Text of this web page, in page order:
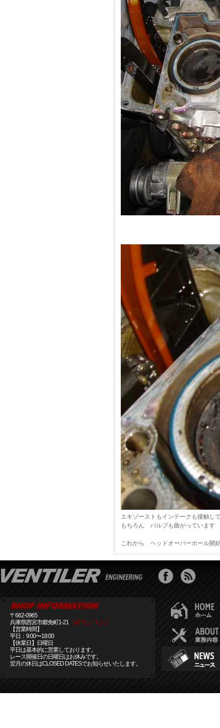
エキゾーストもインテークも接触し
もちろん バルブも曲がっています
これから ヘッドオーバーホール開
〒662-0965
兵庫県西宮市郷免町1-21 [MAPはこちら]
【営業時間】
平日：9:00〜18:00
【休業日】日曜日
平日は基本的に営業しております。
レース開催日の日曜日はお休みです。
翌月の休日はCLOSED DATESでお知らせいたします。